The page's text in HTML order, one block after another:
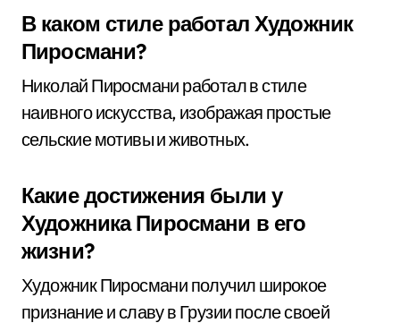
В каком стиле работал Художник
Пиросмани?
Николай Пиросмани работал в стиле
наивного искусства, изображая простые
сельские мотивы и животных.
Какие достижения были у
Художника Пиросмани в его
жизни?
Художник Пиросмани получил широкое
признание и славу в Грузии после своей